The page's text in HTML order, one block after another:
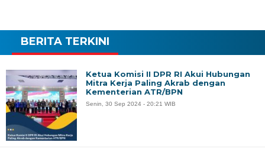
BERITA TERKINI
Ketua Komisi II DPR RI Akui Hubungan
Mitra Kerja Paling Akrab dengan
Kementerian ATR/BPN
Senin, 30 Sep 2024 - 20:21 WIB